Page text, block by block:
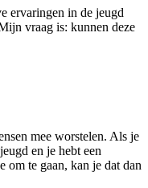
ervaringen in de jeugd
vraag is: kunnen deze
mee worstelen. Als je
en je hebt een
om te gaan, kan je dat dan